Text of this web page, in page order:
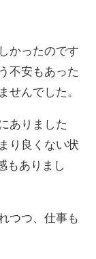
かったのです
不安もあった
せんでした。
ありました
り良くない状
もありまし
つつ、仕事も